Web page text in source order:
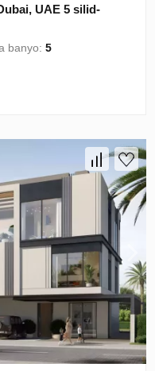
UAE 5 silid-
banyo:5